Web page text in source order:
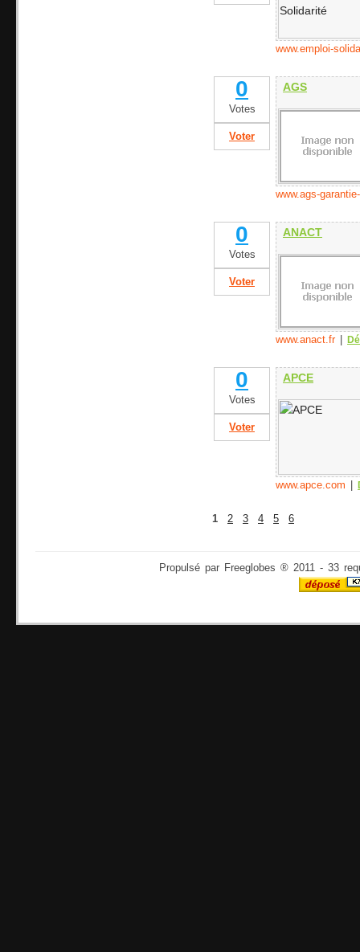
www.emploi-
0
Votes
Voter
AGS
www.ags-
0
Votes
Voter
ANACT
www.anact.fr|
0
Votes
Voter
APCE
www.apce.com
1 2 3 4 5 6
Propulsé par Freeglobes ® 2011 - 33